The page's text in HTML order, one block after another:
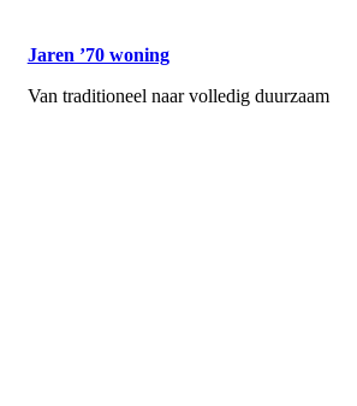
Jaren ’70 woning
Van traditioneel naar volledig duurzaam